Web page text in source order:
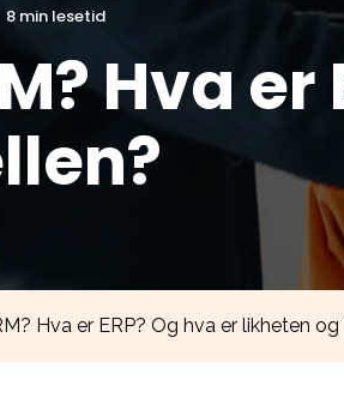
8 min lesetid
Hva
Hva er ERP? Og hva er likheten